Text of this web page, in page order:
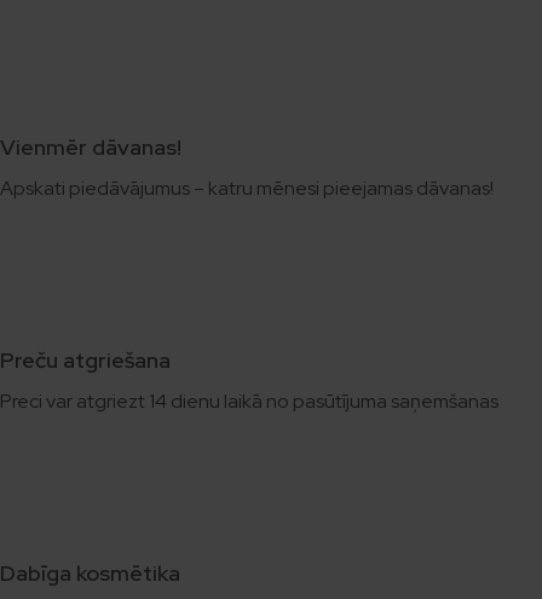
Vienmēr dāvanas!
Apskati piedāvājumus – katru mēnesi pieejamas dāvanas!
Preču atgriešana
Preci var atgriezt 14 dienu laikā no pasūtījuma saņemšanas
Dabīga kosmētika